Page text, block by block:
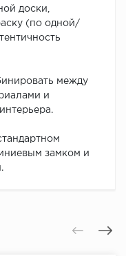
доски,
(по одной/
между
и
замком и